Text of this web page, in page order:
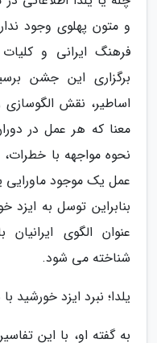
و متون پهلوی وجود
فرهنگ ایرانی و
برگزاری این جشن
اساطیر، نقش الگوسازی
معنا که هر عمل در
نحوه مواجهه با
عمل یک موجود ماورایی
بنابراین توسل به ایزد
عنوان الگوی
شناخته می شود.
یلدا؛ نبرد ایزد خورشید
به گفته او، با این